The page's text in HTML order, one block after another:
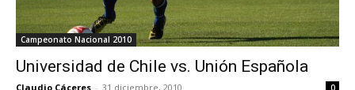
Campeonato Nacional 2010
Universidad de Chile vs. Unión Española
Claudio Cáceres - 31 diciembre, 2010 0